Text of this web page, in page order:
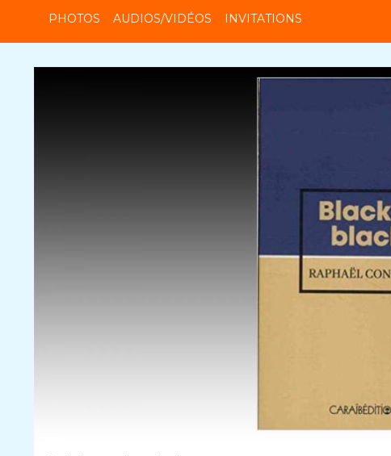
PHOTOS AUDIOS/VIDÉOS INVITATIONS